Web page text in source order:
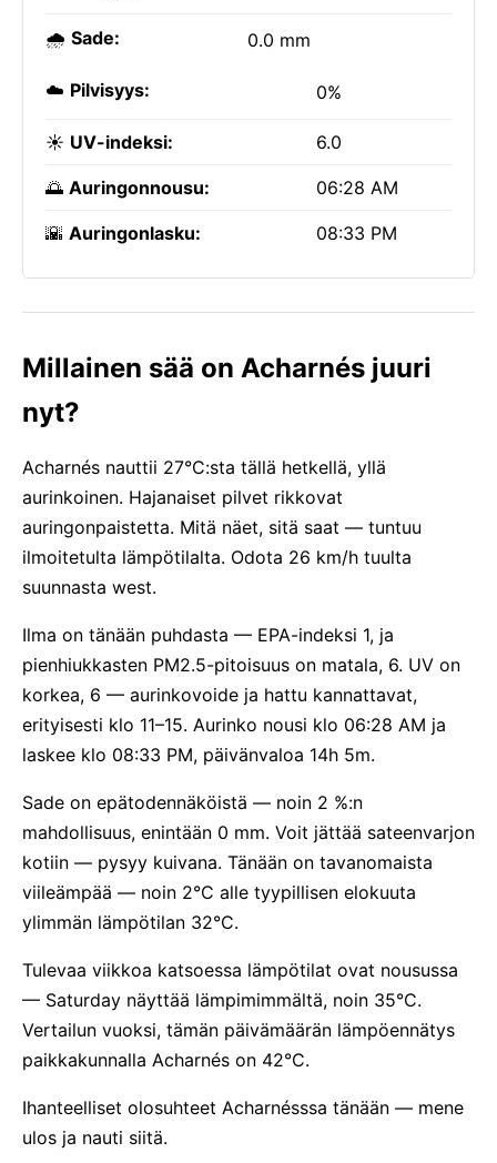
🌧️ Sade: 0.0 mm
☁️ Pilvisyys: 0%
☀️ UV-indeksi: 6.0
🌅 Auringonnousu: 06:28 AM
🌇 Auringonlasku: 08:33 PM
Millainen sää on Acharnés juuri
nyt?
Acharnés nauttii 27°C:sta tällä hetkellä, yllä
aurinkoinen. Hajanaiset pilvet rikkovat
auringonpaistetta. Mitä näet, sitä saat — tuntuu
ilmoitetulta lämpötilalta. Odota 26 km/h tuulta
suunnasta west.
Ilma on tänään puhdasta — EPA-indeksi 1, ja
pienhiukkasten PM2.5-pitoisuus on matala, 6. UV on
korkea, 6 — aurinkovoide ja hattu kannattavat,
erityisesti klo 11–15. Aurinko nousi klo 06:28 AM ja
laskee klo 08:33 PM, päivänvaloa 14h 5m.
Sade on epätodennäköistä — noin 2 %:n
mahdollisuus, enintään 0 mm. Voit jättää sateenvarjon
kotiin — pysyy kuivana. Tänään on tavanomaista
viileämpää — noin 2°C alle tyypillisen elokuuta
ylimmän lämpötilan 32°C.
Tulevaa viikkoa katsoessa lämpötilat ovat nousussa
— Saturday näyttää lämpimimmältä, noin 35°C.
Vertailun vuoksi, tämän päivämäärän lämpöennätys
paikkakunnalla Acharnés on 42°C.
Ihanteelliset olosuhteet Acharnésssa tänään — mene
ulos ja nauti siitä.